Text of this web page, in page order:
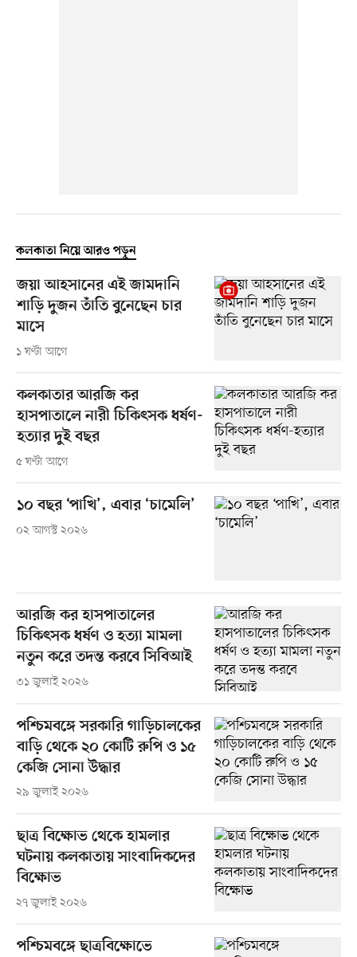
কলকাতা নিয়ে আরও পড়ুন
জয়া আহসানের এই জামদানি
শাড়ি দুজন তাঁতি বুনেছেন চার
মাসে
১ ঘণ্টা আগে
কলকাতার আরজি কর
হাসপাতালে নারী চিকিৎসক ধর্ষণ-
হত্যার দুই বছর
৫ ঘণ্টা আগে
১০ বছর ‘পাখি’, এবার ‘চামেলি’
০২ আগস্ট ২০২৬
আরজি কর হাসপাতালের
চিকিৎসক ধর্ষণ ও হত্যা মামলা
নতুন করে তদন্ত করবে সিবিআই
৩১ জুলাই ২০২৬
পশ্চিমবঙ্গে সরকারি গাড়িচালকের
বাড়ি থেকে ২০ কোটি রুপি ও ১৫
কেজি সোনা উদ্ধার
২৯ জুলাই ২০২৬
ছাত্র বিক্ষোভ থেকে হামলার
ঘটনায় কলকাতায় সাংবাদিকদের
বিক্ষোভ
২৭ জুলাই ২০২৬
পশ্চিমবঙ্গে ছাত্রবিক্ষোভে